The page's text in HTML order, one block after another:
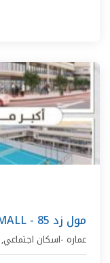
Z85 MALL - مول زد 85
1185 عماره -اسكان اجتماعي,